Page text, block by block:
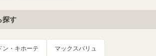
探す
ン・キホーテ マックスバリュ